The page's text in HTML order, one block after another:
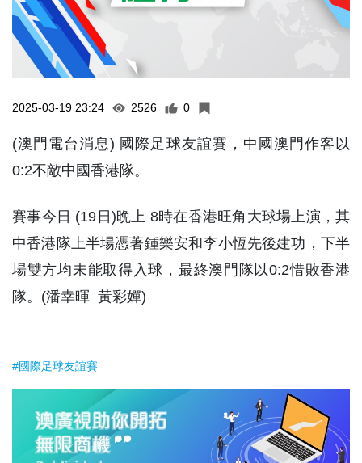
2025-03-19 23:24 2526 0
(澳門電台消息) 國際足球友誼賽，中國澳門作客以
0:2不敵中國香港隊。
賽事今日 (19日)晩上 8時在香港旺角大球場上演，其
中香港隊上半場憑著鍾樂安和李小恆先後建功，下半
場雙方均未能取得入球，最終澳門隊以0:2惜敗香港
隊。(潘幸暉 黃彩嬋)
#國際足球友誼賽